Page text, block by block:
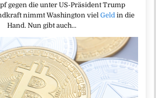
gegen die unter US-Präsident Trump
nimmt Washington viel Geldin die
Hand. Nun gibt auch…